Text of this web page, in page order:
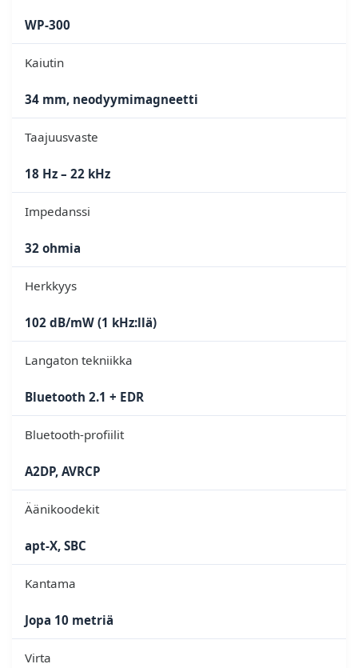
WP-300
Kaiutin
34 mm, neodyymimagneetti
Taajuusvaste
18 Hz – 22 kHz
Impedanssi
32 ohmia
Herkkyys
102 dB/mW (1 kHz:llä)
Langaton tekniikka
Bluetooth 2.1 + EDR
Bluetooth-profiilit
A2DP, AVRCP
Äänikoodekit
apt-X, SBC
Kantama
Jopa 10 metriä
Virta